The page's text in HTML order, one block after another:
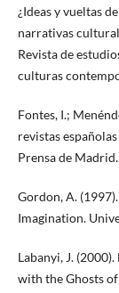
¿Ideas y vueltas
narrativas
Revista de
culturas
Fontes, I.;
revistas
Prensa de Madrid.
Gordon, A.
Imagination.
Labanyi, J.
with the Ghosts